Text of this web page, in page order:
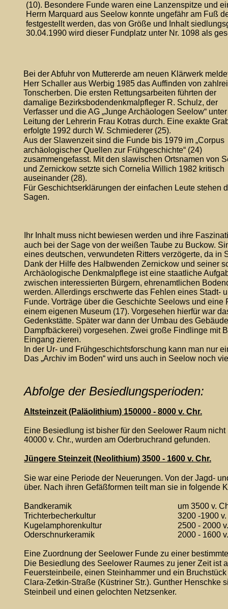
(10). Besondere Funde waren eine Lanzenspitze und
Herrn Marquard aus Seelow konnte ungefähr am Fuß
festgestellt werden, das von Größe und Inhalt
30.04.1990 wird dieser Fundplatz unter Nr. 1098 als
Bei der Abfuhr von Muttererde am neuen Klärwerk
Herr Schaller aus Werbig 1985 das Auffinden von
Tonscherben. Die ersten Rettungsarbeiten führten der
damalige Bezirksbodendenkmalpfleger R. Schulz, der
Verfasser und die AG „Junge Archäologen Seelow“
Leitung der Lehrerin Frau Kotras durch. Eine exakte
erfolgte 1992 durch W. Schmiederer (25).
Aus der Slawenzeit sind die Funde bis 1979 im „Corpus
archäologischer Quellen zur Frühgeschichte“ (24)
zusammengefasst. Mit den slawischen Ortsnamen von
und Zernickow setzte sich Cornelia Willich 1982 kritisch
auseinander (28).
Für Geschichtserklärungen der einfachen Leute stehen
Sagen.
Ihr Inhalt muss nicht bewiesen werden und ihre
auch bei der Sage von der weißen Taube zu Buckow.
eines deutschen, verwundeten Ritters verzögerte, da
Dank der Hilfe des Halbwenden Zernickow und seiner
Archäologische Denkmalpflege ist eine staatliche
zwischen interessierten Bürgern, ehrenamtlichen
werden. Allerdings erschwerte das Fehlen eines
Funde. Vorträge über die Geschichte Seelows und
einem eigenen Museum (17). Vorgesehen hierfür war
Gedenkstätte. Später war dann der Umbau des
Dampfbäckerei) vorgesehen. Zwei große Findlinge mit
Eingang zieren.
In der Ur- und Frühgeschichtsforschung kann man nur
Das „Archiv im Boden“ wird uns auch in Seelow noch
Abfolge der Besiedlungsperioden:
Altsteinzeit (Paläolithium) 150000 - 8000 v. Chr.
Eine Besiedlung ist bisher für den Seelower Raum
40000 v. Chr., wurden am Oderbruchrand gefunden.
Jüngere Steinzeit (Neolithium) 3500 - 1600 v. Chr.
Sie war eine Periode der Neuerungen. Von der Jagd-
über. Nach ihren Gefäßformen teilt man sie in folgende
Bandkeramik
um 3500 v.
Trichterbecherkultur
3200 -1900 v.
Kugelamphorenkultur
2500 - 2000
Oderschnurkeramik
2000 - 1600
Eine Zuordnung der Seelower Funde zu einer
Die Besiedlung des Seelower Raumes zu jener Zeit
Feuersteinbeile, einen Steinhammer und ein
Clara-Zetkin-Straße (Küstriner Str.). Gunther
Steinbeil und einen gelochten Netzsenker.